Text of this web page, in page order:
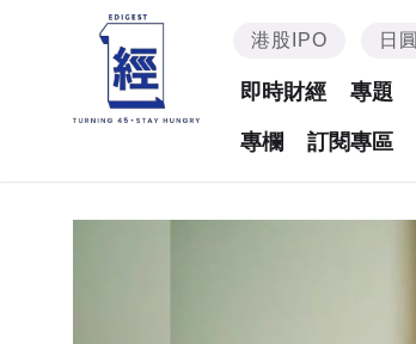
港股IPO 日圓
即時財經 專題
專欄 訂閱專區